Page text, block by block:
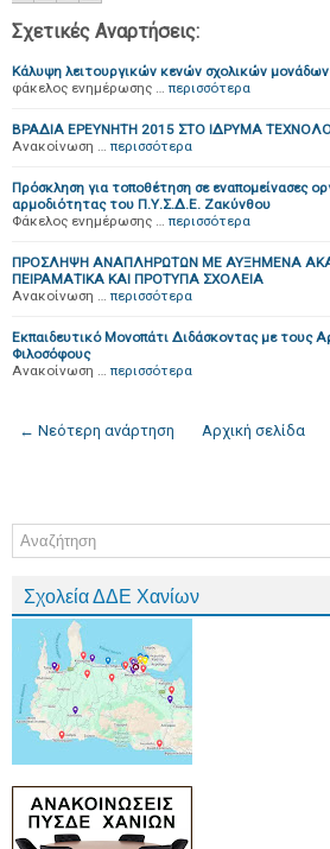
Σχετικές Αναρτήσεις:
Κάλυψη λειτουργικών κενών σχολικών
φάκελος ενημέρωσης … περισσότερα
ΒΡΑΔΙΑ ΕΡΕΥΝΗΤΗ 2015 ΣΤΟ ΙΔΡΥΜΑ
Ανακοίνωση … περισσότερα
Πρόσκληση για τοποθέτηση σε εναπομείνασες
αρμοδιότητας του Π.Υ.Σ.Δ.Ε. Ζακύνθου
Φάκελος ενημέρωσης … περισσότερα
ΠΡΟΣΛΗΨΗ ΑΝΑΠΛΗΡΩΤΩΝ ΜΕ ΑΥΞΗΜΕΝΑ
ΠΕΙΡΑΜΑΤΙΚΑ ΚΑΙ ΠΡΟΤΥΠΑ ΣΧΟΛΕΙΑ
Ανακοίνωση … περισσότερα
Εκπαιδευτικό Μονοπάτι Διδάσκοντας με τους
Φιλοσόφους
Ανακοίνωση … περισσότερα
← Νεότερη ανάρτηση Αρχική σελίδα
Σχολεία ΔΔΕ Χανίων